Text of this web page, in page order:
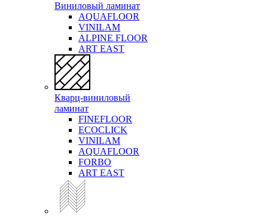
Виниловый ламинат
AQUAFLOOR
VINILAM
ALPINE FLOOR
ART EAST
Кварц-виниловый
ламинат
FINEFLOOR
ECOCLICK
VINILAM
AQUAFLOOR
FORBO
ART EAST